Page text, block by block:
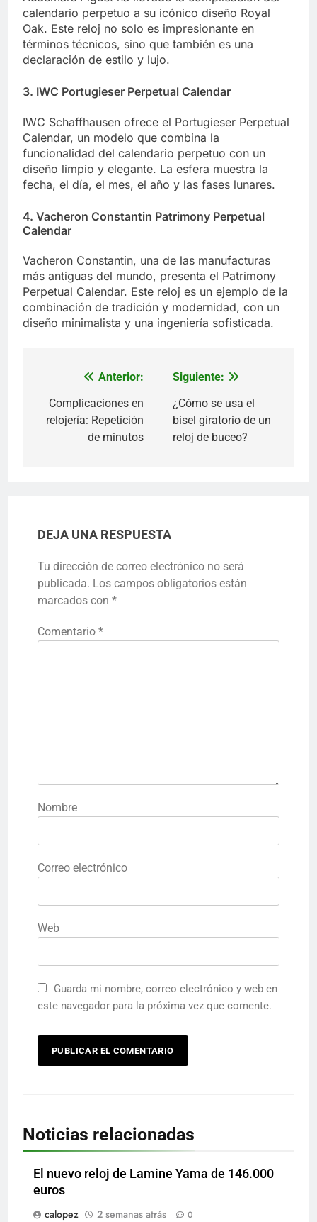
calendario perpetuo a su icónico diseño Royal
Oak. Este reloj no solo es impresionante en
términos técnicos, sino que también es una
declaración de estilo y lujo.
3. IWC Portugieser Perpetual Calendar
IWC Schaffhausen ofrece el Portugieser Perpetual
Calendar, un modelo que combina la
funcionalidad del calendario perpetuo con un
diseño limpio y elegante. La esfera muestra la
fecha, el día, el mes, el año y las fases lunares.
4. Vacheron Constantin Patrimony Perpetual
Calendar
Vacheron Constantin, una de las manufacturas
más antiguas del mundo, presenta el Patrimony
Perpetual Calendar. Este reloj es un ejemplo de la
combinación de tradición y modernidad, con un
diseño minimalista y una ingeniería sofisticada.
Navegación
de
entradas
Anterior:
Complicaciones en
relojería: Repetición
de minutos
Siguiente:
¿Cómo se usa el
bisel giratorio de un
reloj de buceo?
DEJA UNA RESPUESTA
Tu dirección de correo electrónico no será
publicada. Los campos obligatorios están
marcados con *
Comentario *
Nombre
Correo electrónico
Web
Guarda mi nombre, correo electrónico y web en
este navegador para la próxima vez que comente.
Noticias relacionadas
El nuevo reloj de Lamine Yama de 146.000
euros
calopez
2 semanas atrás 0